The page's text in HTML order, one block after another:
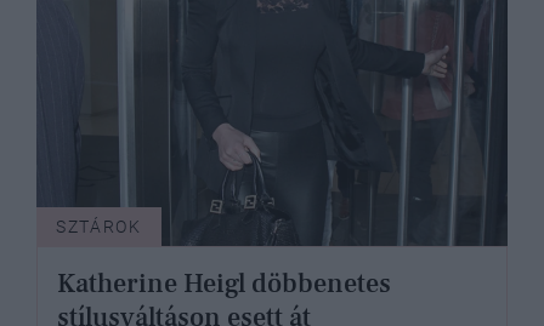
SZTÁROK
Katherine Heigl döbbenetes
stílusváltáson esett át